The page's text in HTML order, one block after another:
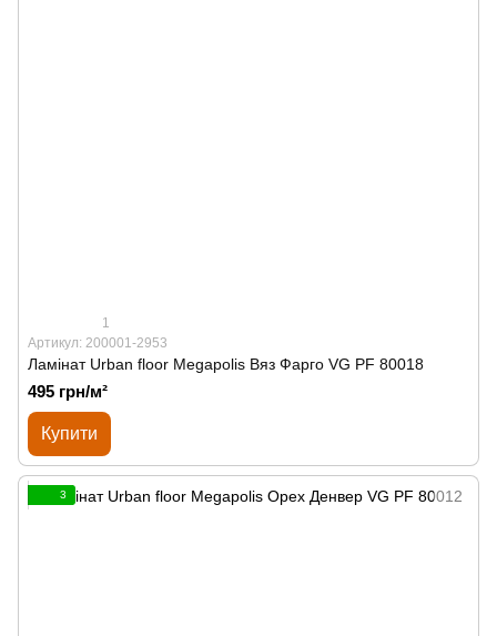
1
Артикул: 200001-2953
Ламінат Urban floor Megapolis Вяз Фарго VG PF 80018
495 грн/м²
Купити
3